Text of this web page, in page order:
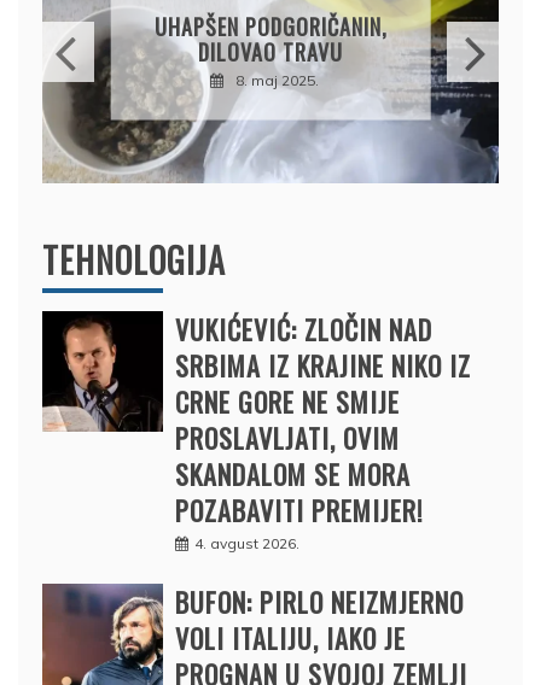
OSUMNJIČEN DA JE
PRODAO TUĐI BMW,
DRŽAVU NAPUSTIO
BRODOM
12. februar 2025.
TEHNOLOGIJA
VUKIĆEVIĆ: ZLOČIN NAD
SRBIMA IZ KRAJINE NIKO IZ
CRNE GORE NE SMIJE
PROSLAVLJATI, OVIM
SKANDALOM SE MORA
POZABAVITI PREMIJER!
4. avgust 2026.
BUFON: PIRLO NEIZMJERNO
VOLI ITALIJU, IAKO JE
PROGNAN U SVOJOJ ZEMLJI